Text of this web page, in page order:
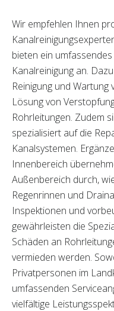
Wir empfehlen Ihnen
bieten ein
Kanalreinigung an.
Reinigung und
Lösung von
Rohrleitungen. Zudem
spezialisiert auf die
Kanalsystemen.
Innenbereich
Außenbereich durch,
Regenrinnen und
Inspektionen und
gewährleisten die
Schäden an
vermieden werden.
Privatpersonen im
umfassenden
vielfältige